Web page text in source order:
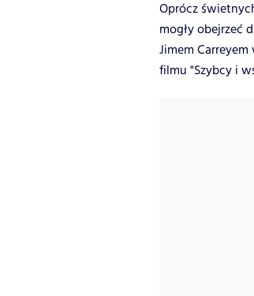
Oprócz
mogły obejrzeć
Jimem
filmu "Szybcy i